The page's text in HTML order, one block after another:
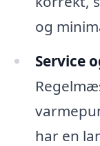
og
Service
har en